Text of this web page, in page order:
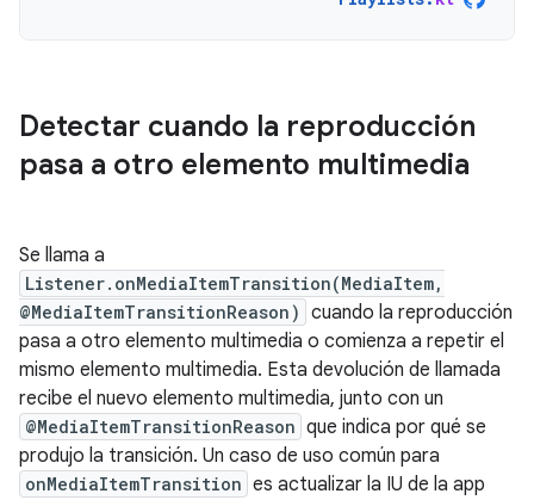
Detectar cuando la reproducción
pasa a otro elemento multimedia
Se llama a
Listener.onMediaItemTransition(MediaItem,
@MediaItemTransitionReason) cuando la reproducción
pasa a otro elemento multimedia o comienza a repetir el
mismo elemento multimedia. Esta devolución de llamada
recibe el nuevo elemento multimedia, junto con un
@MediaItemTransitionReason que indica por qué se
produjo la transición. Un caso de uso común para
onMediaItemTransition es actualizar la IU de la app